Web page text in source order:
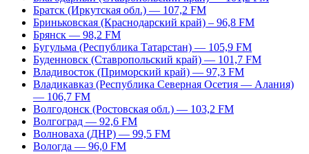
Братск (Иркутская обл.) — 107,2 FM
Бриньковская (Краснодарский край) – 96,8 FM
Брянск — 98,2 FM
Бугульма (Республика Татарстан) — 105,9 FM
Буденновск (Ставропольский край) — 101,7 FM
Владивосток (Приморский край) — 97,3 FM
Владикавказ (Республика Северная Осетия — Алания)
— 106,7 FM
Волгодонск (Ростовская обл.) — 103,2 FM
Волгоград — 92,6 FM
Волноваха (ДНР) — 99,5 FM
Вологда — 96,0 FM